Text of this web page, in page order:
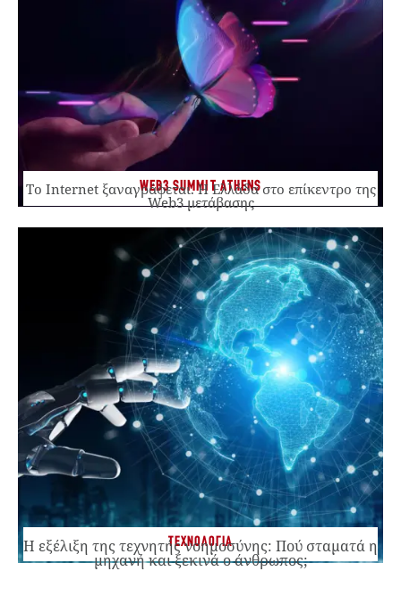
WEB3 SUMMIT ATHENS
Το Internet ξαναγράφεται. Η Ελλάδα στο επίκεντρο της
Web3 μετάβασης
ΤΕΧΝΟΛΟΓΙΑ
Η εξέλιξη της τεχνητής νοημοσύνης: Πού σταματά η
μηχανή και ξεκινά ο άνθρωπος;